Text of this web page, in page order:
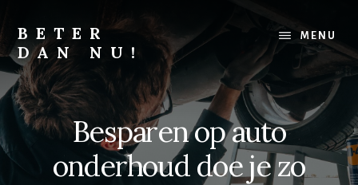
to
content
to
footer
BETER
DAN NU!
Lichamelijk,
mentaal
of
financieel,
MENU
Besparen op auto
onderhoud doe je zo